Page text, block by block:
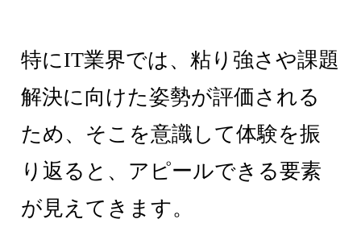
特にIT業界では、粘り強さや課題
解決に向けた姿勢が評価される
ため、そこを意識して体験を振
り返ると、アピールできる要素
が見えてきます。